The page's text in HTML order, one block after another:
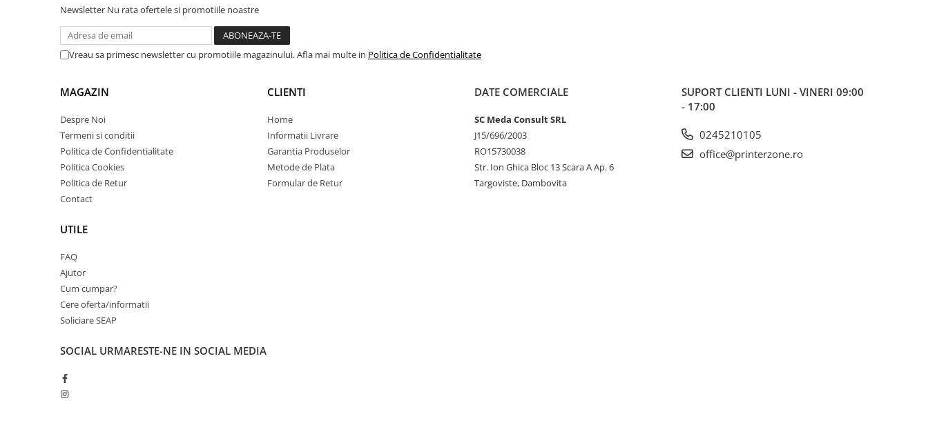
Accesorii Printing
PC Gaming
Workstation
All-in-One PC
Monitoare LED
Componente
Procesoare
Placi de baza
Memorii RAM
Hard disk-uri interne
Newsletter Nu rata ofertele si promotiile noastre
Vreau sa primesc newsletter cu promotiile magazinului. Afla mai multe in Politica de Confidentialitate
MAGAZIN
Despre Noi
Termeni si conditii
Politica de Confidentialitate
Politica Cookies
Politica de Retur
Contact
UTILE
FAQ
Ajutor
Cum cumpar?
Cere oferta/informatii
Soliciare SEAP
CLIENTI
Home
Informatii Livrare
Garantia Produselor
Metode de Plata
Formular de Retur
DATE COMERCIALE
SC Meda Consult SRL
J15/696/2003
RO15730038
Str. Ion Ghica Bloc 13 Scara A Ap. 6
Targoviste, Dambovita
SUPORT CLIENTI LUNI - VINERI 09:00
- 17:00
0245210105
office@printerzone.ro
SOCIAL URMARESTE-NE IN SOCIAL MEDIA